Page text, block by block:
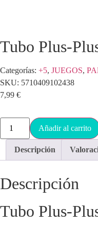
Tubo Plus-
Categorías: +5, JUEGOS,
SKU: 5710409102438
7,99 €
Añadir al carrito
Descripción
Descripción
Tubo Plus-